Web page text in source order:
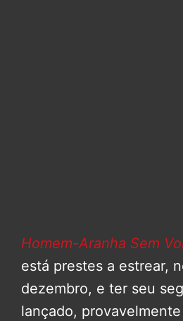
Homem-Aranha Sem
está prestes a estrear,
dezembro, e ter seu
lançado,